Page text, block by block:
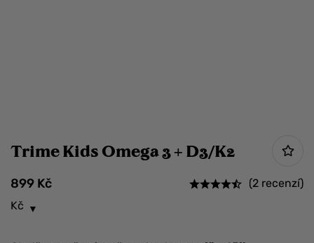
Trime Kids Omega 3 + D3/K2
899 Kč
(2 recenzí)
Kč